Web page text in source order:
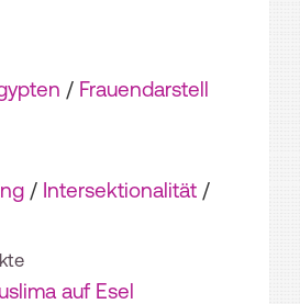
/ Frauendarstell
/ Intersektionalität /
auf Esel